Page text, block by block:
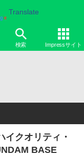
Translate
検索 Impressサイト
イクオリティ・
BASE